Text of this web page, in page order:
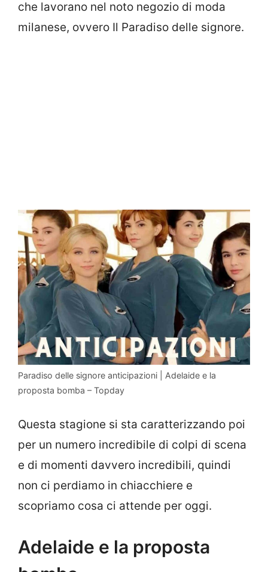
che lavorano nel noto negozio di moda
milanese, ovvero Il Paradiso delle signore.
Paradiso delle signore anticipazioni | Adelaide e la
proposta bomba – Topday
Questa stagione si sta caratterizzando poi
per un numero incredibile di colpi di scena
e di momenti davvero incredibili, quindi
non ci perdiamo in chiacchiere e
scopriamo cosa ci attende per oggi.
Adelaide e la proposta